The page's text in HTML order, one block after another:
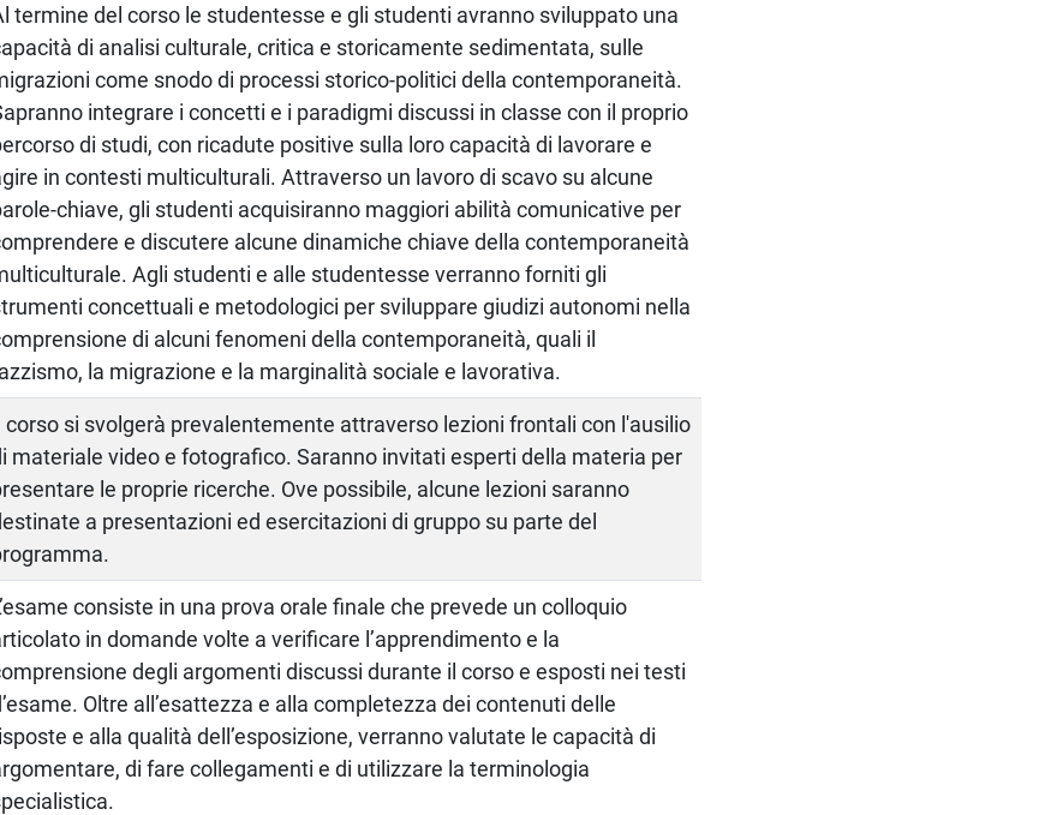
termine del corso le studentesse e gli studenti avranno sviluppato una
di analisi culturale, critica e storicamente sedimentata, sulle
come snodo di processi storico-politici della contemporaneità.
integrare i concetti e i paradigmi discussi in classe con il proprio
di studi, con ricadute positive sulla loro capacità di lavorare e
in contesti multiculturali. Attraverso un lavoro di scavo su alcune
chiave, gli studenti acquisiranno maggiori abilità comunicative per
e discutere alcune dinamiche chiave della contemporaneità
Agli studenti e alle studentesse verranno forniti gli
concettuali e metodologici per sviluppare giudizi autonomi nella
di alcuni fenomeni della contemporaneità, quali il
la migrazione e la marginalità sociale e lavorativa.
corso si svolgerà prevalentemente attraverso lezioni frontali con l'ausilio
materiale video e fotografico. Saranno invitati esperti della materia per
le proprie ricerche. Ove possibile, alcune lezioni saranno
a presentazioni ed esercitazioni di gruppo su parte del
consiste in una prova orale finale che prevede un colloquio
in domande volte a verificare l’apprendimento e la
degli argomenti discussi durante il corso e esposti nei testi
Oltre all’esattezza e alla completezza dei contenuti delle
e alla qualità dell’esposizione, verranno valutate le capacità di
di fare collegamenti e di utilizzare la terminologia